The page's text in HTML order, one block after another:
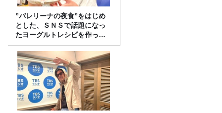
”バレリーナの夜食”をはじめ
とした、ＳＮＳで話題になっ
たヨーグルトレシピを作って
みた！